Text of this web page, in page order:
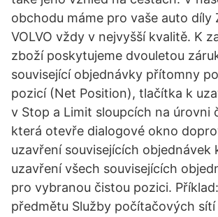
obchodu máme pro vaše auto díly
VOLVO vždy v nejvyšší kvalitě. K
zboží poskytujeme dvouletou
související objednávky přítomny
pozicí (Net Position), tlačítka k
v Stop a Limit sloupcích na úrovni
která otevře dialogové okno
uzavření souvisejících objednávek
uzavření všech souvisejících
pro vybranou čistou pozici.
předmětu Služby počítačových